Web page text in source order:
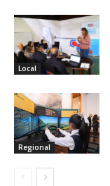
Local
Regional